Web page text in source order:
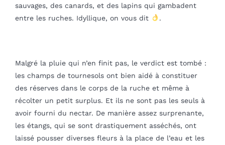
sauvages, des canards, et des lapins qui gambadent
entre les ruches. Idyllique, on vous dit
.
Malgré la pluie qui n’en finit pas, le verdict est tombé :
les champs de tournesols ont bien aidé à constituer
des réserves dans le corps de la ruche et même à
récolter un petit surplus. Et ils ne sont pas les seuls à
avoir fourni du nectar. De manière assez surprenante,
les étangs, qui se sont drastiquement asséchés, ont
laissé pousser diverses fleurs à la place de l’eau et les